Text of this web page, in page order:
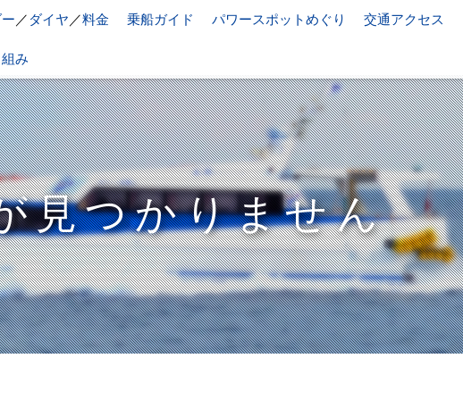
／ ダイヤ ／料金 乗船ガイド パワースポットめぐり 交通アクセス
み
見つかりません